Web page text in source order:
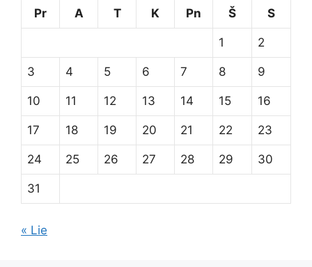
Pr
A T K Pn Š S
1 2
3 4 5 6 7 8 9
10 11 12 13 14 15 16
17 18 19 20 21 22 23
24 25 26 27 28 29 30
31
« Lie